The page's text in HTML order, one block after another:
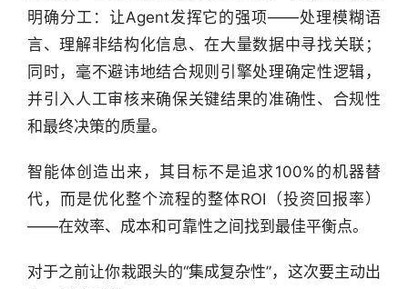
明确分工：让Agent发挥它的强项——处理模糊语
言、理解非结构化信息、在大量数据中寻找关联；
同时，毫不避讳地结合规则引擎处理确定性逻辑，
并引入人工审核来确保关键结果的准确性、合规性
和最终决策的质量。
智能体创造出来，其目标不是追求100%的机器替
代，而是优化整个流程的整体ROI（投资回报率）
——在效率、成本和可靠性之间找到最佳平衡点。
对于之前让你栽跟头的“集成复杂性”，这次要主动出